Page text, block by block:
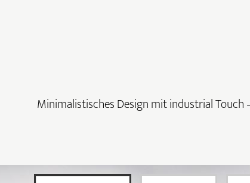
Minimalistisches Design mit industrial Touch